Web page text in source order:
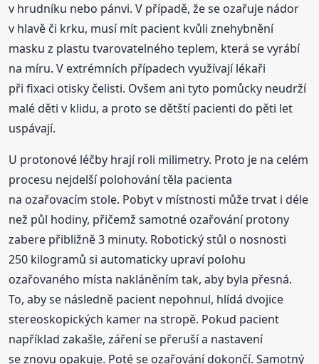
v hrudníku nebo pánvi. V případě, že se ozařuje nádor
v hlavě či krku, musí mít pacient kvůli znehybnění
masku z plastu tvarovatelného teplem, která se vyrábí
na míru. V extrémních případech využívají lékaři
při fixaci otisky čelisti. Ovšem ani tyto pomůcky neudrží
malé děti v klidu, a proto se dětští pacienti do pěti let
uspávají.
U protonové léčby hrají roli milimetry. Proto je na celém
procesu nejdelší polohování těla pacienta
na ozařovacím stole. Pobyt v místnosti může trvat i déle
než půl hodiny, přičemž samotné ozařování protony
zabere přibližně 3 minuty. Robotický stůl o nosnosti
250 kilogramů si automaticky upraví polohu
ozařovaného místa nakláněním tak, aby byla přesná.
To, aby se následně pacient nepohnul, hlídá dvojice
stereoskopických kamer na stropě. Pokud pacient
například zakašle, záření se přeruší a nastavení
se znovu opakuje. Poté se ozařování dokončí. Samotný